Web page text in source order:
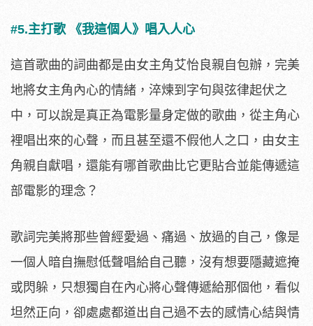
#5.主打歌 《我這個人》唱入人心
這首歌曲的詞曲都是由女主角艾怡良親自包辦，完美
地將女主角內心的情緒，淬煉到字句與弦律起伏之
中，可以說是真正為電影量身定做的歌曲，從主角心
裡唱出來的心聲，而且甚至還不假他人之口，由女主
角親自獻唱，還能有哪首歌曲比它更貼合並能傳遞這
部電影的理念？
歌詞完美將那些曾經愛過、痛過、放過的自己，像是
一個人暗自撫慰低聲唱給自己聽，沒有想要隱藏遮掩
或閃躲，只想獨自在內心將心聲傳遞給那個他，看似
坦然正向，卻處處都道出自己過不去的感情心結與情